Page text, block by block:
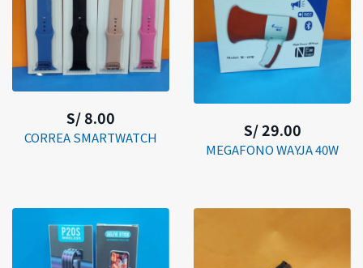
S/ 8.00
CORREA SMARTWATCH S/ 29.00
MEGAFONO WAYJA 40W